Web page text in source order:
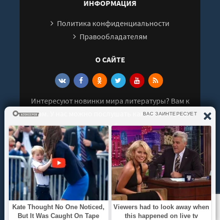
ИНФОРМАЦИЯ
Политика конфиденциальности
Правообладателям
О САЙТЕ
Интересуют новинки мира литературы? Вам к
нам. У нас можно послушать как новые так и
старые аудиокниги. Выбрать и поделиться с
друзьями лучшими аудиокнигами!
© 2021 - 2026 kniga-audio.net. Все права
защищены.